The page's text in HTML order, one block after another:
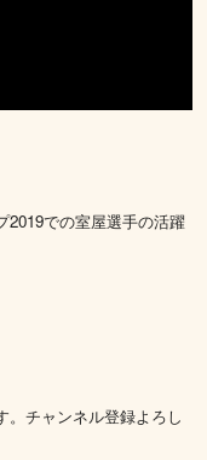
での室屋選手の活躍
。チャンネル登録よろし